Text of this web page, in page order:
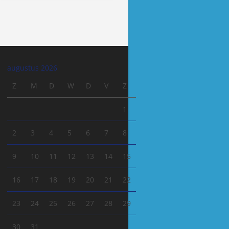
augustus 2026
Z
M D W D V Z
1
2 3 4 5 6 7 8
9 10 11 12 13 14 15
16 17 18 19 20 21 22
23 24 25 26 27 28 29
30 31